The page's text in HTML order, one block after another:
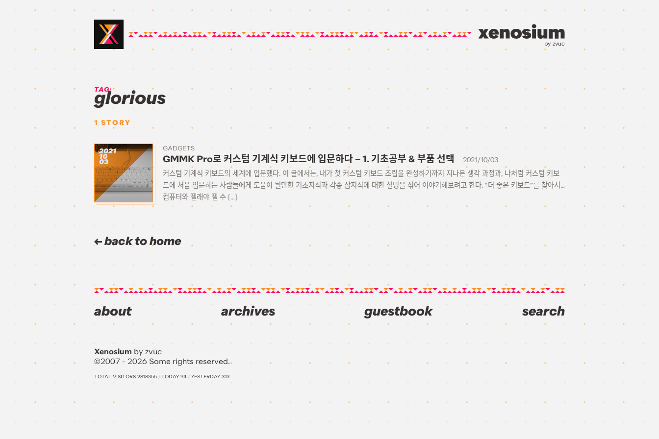
by zvuc
TAG:
glorious
1 STORY
2021
10
03
GADGETS
GMMK Pro로 커스텀 기계식 키보드에 입문하다 – 1. 기초공부 & 부품 선택
2021/10/03
커스텀 기계식 키보드의 세계에 입문했다. 이 글에서는, 내가 첫 커스텀 키보드 조립을 완성하기까지 지나온 생각 과정과, 나처럼 커스텀 키보
드에 처음 입문하는 사람들에게 도움이 될만한 기초지식과 각종 잡지식에 대한 설명을 섞어 이야기해보려고 한다. “더 좋은 키보드”를 찾아서…
컴퓨터와 뗄래야 뗄 수 […]
back to home
about archives guestbook search
Xenosium by zvuc
©2007 - 2026 Some rights reserved.
TOTAL VISITORS 2818355 /TODAY 94 / YESTERDAY 313